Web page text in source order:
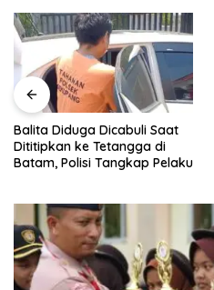
Balita Diduga Dicabuli Saat
Dititipkan ke Tetangga di
Batam, Polisi Tangkap Pelaku